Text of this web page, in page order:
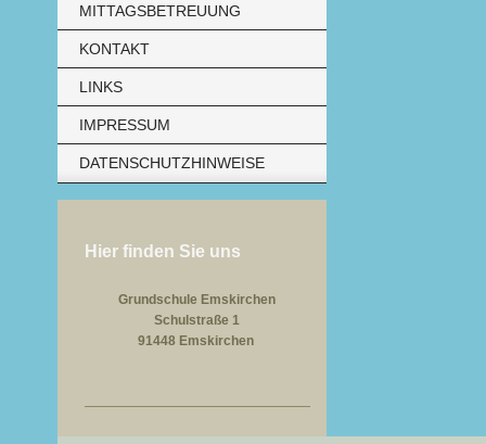
MITTAGSBETREUUNG
KONTAKT
LINKS
IMPRESSUM
DATENSCHUTZHINWEISE
Hier finden Sie uns
Grundschule Emskirchen
Schulstraße 1
91448 Emskirchen